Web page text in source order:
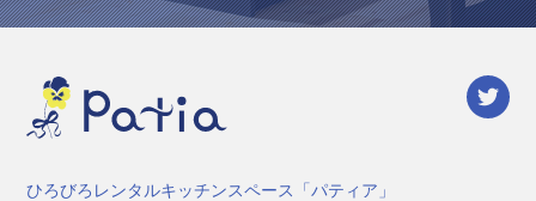
ひろびろレンタルキッチンスペース「パティア」